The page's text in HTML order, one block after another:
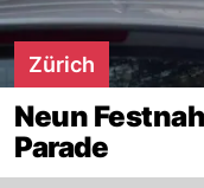
Zürich
Neun
Parade